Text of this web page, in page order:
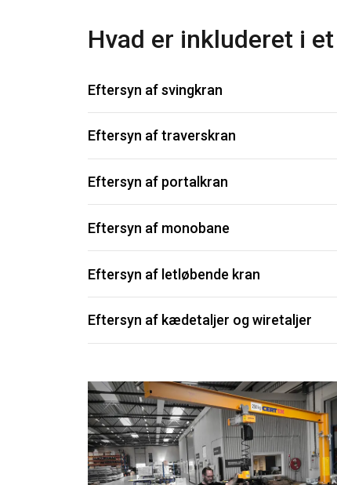
Hvad er inkluderet i
Eftersyn af svingkran
Eftersyn af traverskran
Eftersyn af portalkran
Eftersyn af monobane
Eftersyn af letløbende kran
Eftersyn af kædetaljer og wiretaljer
om din brug af
Absolut